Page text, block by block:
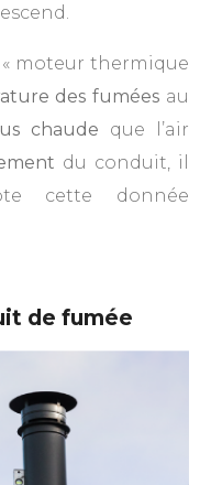
« moteur thermique
des fumées au
chaude que l’air
du conduit, il
cette donnée
de fumée